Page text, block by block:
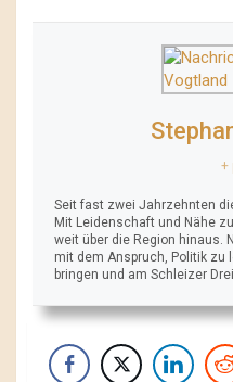
+
Seit fast zwei Jahrzehnten
Mit Leidenschaft und Nähe
weit über die Region hinaus.
mit dem Anspruch, Politik zu
bringen und am Schleizer